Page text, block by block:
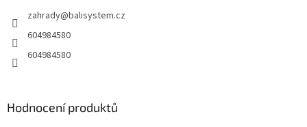
zahrady@balisystem.cz
604984580
604984580
Hodnocení produktů